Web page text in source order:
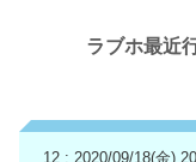
ラブホ最近
12 : 2020/09/18(金)